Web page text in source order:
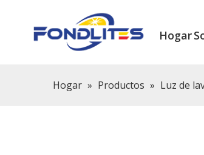
Hogar
Hogar » Productos » Luz de